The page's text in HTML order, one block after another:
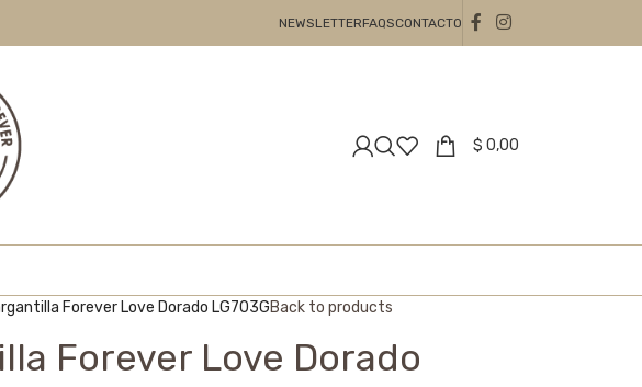
NEWSLETTERFAQSCONTACTO
$ 0,00
Forever Love Dorado LG703GBack to products
Forever Love Dorado